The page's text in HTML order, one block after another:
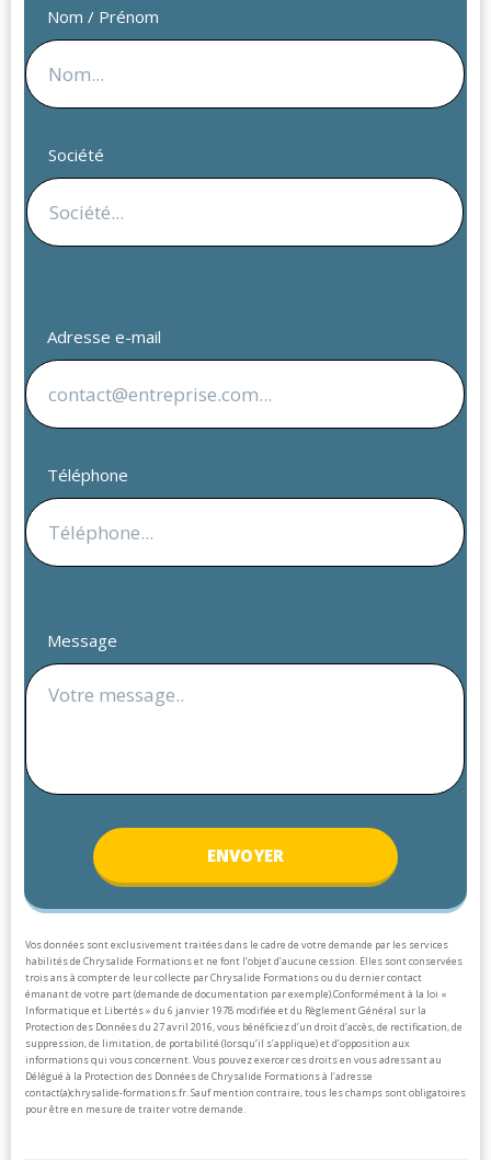
Nom / Prénom
Société
Adresse e-mail
Téléphone
Message
ENVOYER
Vos données sont exclusivement traitées dans le cadre de votre demande par les services
habilités de Chrysalide Formations et ne font l’objet d’aucune cession. Elles sont conservées
trois ans à compter de leur collecte par Chrysalide Formations ou du dernier contact
émanant de votre part (demande de documentation par exemple).Conformément à la loi «
Informatique et Libertés » du 6 janvier 1978 modifiée et du Règlement Général sur la
Protection des Données du 27 avril 2016, vous bénéficiez d’un droit d’accès, de rectification, de
suppression, de limitation, de portabilité (lorsqu’il s’applique) et d’opposition aux
informations qui vous concernent. Vous pouvez exercer ces droits en vous adressant au
Délégué à la Protection des Données de Chrysalide Formations à l’adresse
contact(a)chrysalide-formations.fr.Sauf mention contraire, tous les champs sont obligatoires
pour être en mesure de traiter votre demande.